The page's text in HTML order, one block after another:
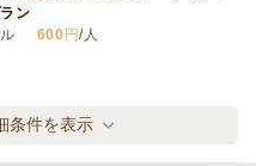
ン
600円/人
〉PREMIUM 贅沢DELIサンドイ
条件を表示